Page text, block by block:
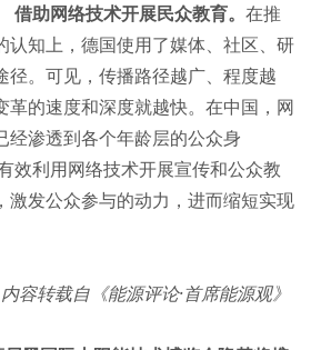
借助网络技术开展民众教育。 在推
认知上，德国使用了媒体、社区、研
径。可见，传播路径越广、程度越
革的速度和深度就越快。在中国，网
经渗透到各个年龄层的公众身
效利用网络技术开展宣传和公众教
激发公众参与的动力，进而缩短实现
内容转载自《能源评论·首席能源观》